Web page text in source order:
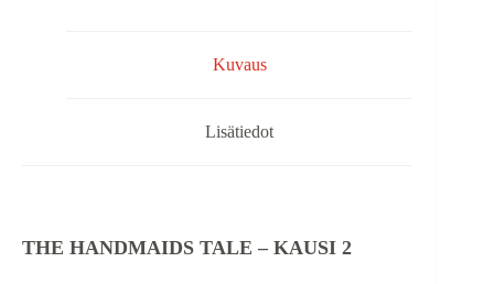
Kuvaus
Lisätiedot
THE HANDMAIDS TALE – KAUSI 2